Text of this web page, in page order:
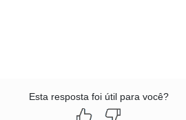
Esta resposta foi útil para você?